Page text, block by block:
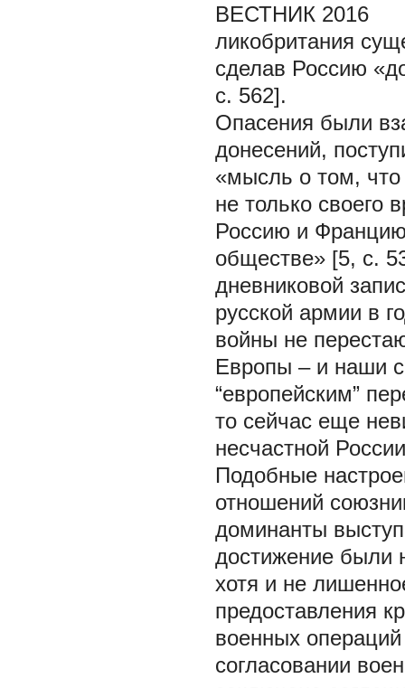
ВЕСТНИК 2016
ликобритания
сделав Россию
с. 562].
Опасения были
донесений,
«мысль о том, что
не только своего
Россию и
обществе» [5, с.
дневниковой
русской армии в
войны не
Европы – и наши
“европейским”
то сейчас еще
несчастной
Подобные
отношений
доминанты
достижение были
хотя и не
предоставления
военных
согласовании